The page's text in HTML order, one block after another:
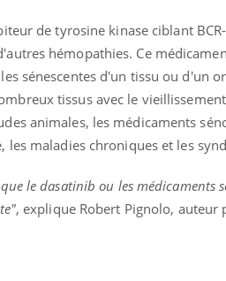
de tyrosine kinase ciblant
hémopathies. Ce
sénescentes d'un tissu ou d'un
tissus avec le
animales, les médicaments
les maladies chroniques et les
le dasatinib ou les
, explique Robert Pignolo, auteur
:
plus
Les
protègent-
?